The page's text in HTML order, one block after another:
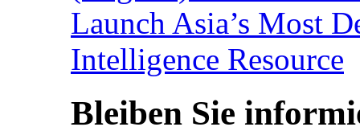
Launch Asia’s Most
Intelligence Resource
Bleiben Sie